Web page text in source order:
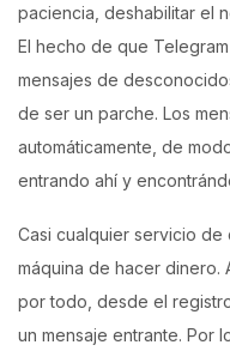
paciencia, deshabilitar el
El hecho de que
mensajes de
de ser un parche. Los
automáticamente, de
entrando ahí y
Casi cualquier servicio de
máquina de hacer dinero.
por todo, desde el
un mensaje entrante. Por